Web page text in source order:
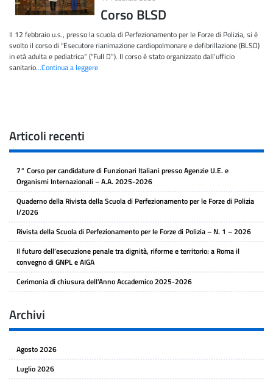
Corso BLSD
Il 12 febbraio u.s., presso la scuola di Perfezionamento per le Forze di Polizia, si è
svolto il corso di “Esecutore rianimazione cardiopolmonare e defibrillazione (BLSD)
in età adulta e pediatrica” (“Full D”). Il corso è stato organizzato dall’ufficio
sanitario…Continua a leggere
Articoli recenti
7° Corso per candidature di Funzionari Italiani presso Agenzie U.E. e
Organismi Internazionali – A.A. 2025-2026
Quaderno della Rivista della Scuola di Perfezionamento per le Forze di Polizia
I/2026
Rivista della Scuola di Perfezionamento per le Forze di Polizia – N. 1 – 2026
Il futuro dell’esecuzione penale tra dignità, riforme e territorio: a Roma il
convegno di GNPL e AIGA
Cerimonia di chiusura dell’Anno Accademico 2025-2026
Archivi
Agosto 2026
Luglio 2026